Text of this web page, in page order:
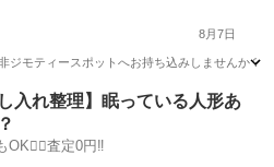
8月7日
ティースポットへお持ち込みしませんか？
入れ整理】眠っている人形あ
OK🙆‍♀️査定0円‼️